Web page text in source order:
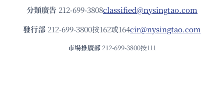
分類廣告 212-699-3808classified@nysingtao.com
發⾏部 212-699-3800按162或164cir@nysingtao.com
市場推廣部 212-699-3800按111